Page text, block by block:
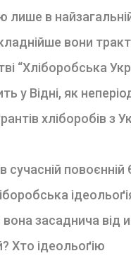
в
вони
“Хліборобська
у Відні, як
хліборобів з
сучасній повоєнній
вона засаднича від
Хто ідеольоґію